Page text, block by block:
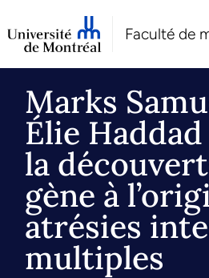
Faculté de
Marks
Élie
la
gène à
atrésies
multiples